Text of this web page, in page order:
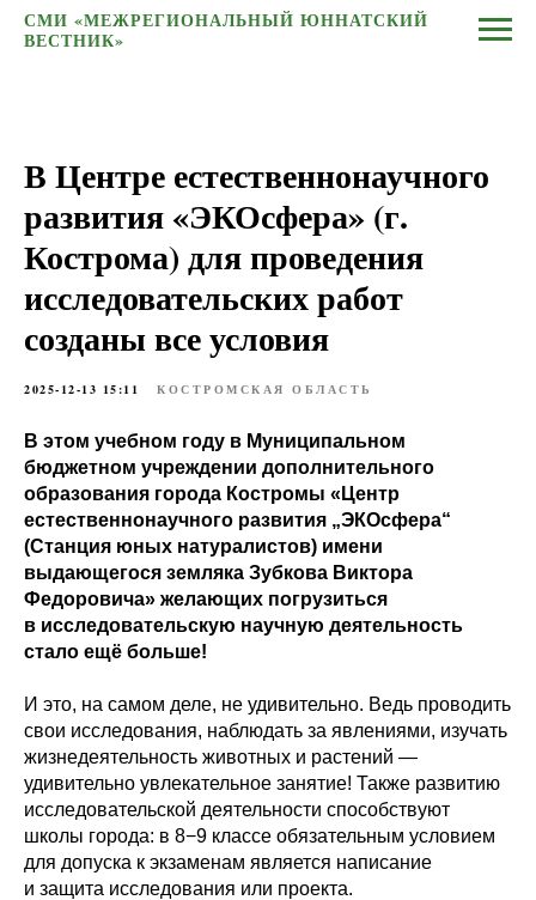
СМИ «МЕЖРЕГИОНАЛЬНЫЙ ЮННАТСКИЙ
ВЕСТНИК»
В Центре естественнонаучного
развития «ЭКОсфера» (г.
Кострома) для проведения
исследовательских работ
созданы все условия
2025-12-13 15:11 КОСТРОМСКАЯ ОБЛАСТЬ
В этом учебном году в Муниципальном
бюджетном учреждении дополнительного
образования города Костромы «Центр
естественнонаучного развития „ЭКОсфера“
(Станция юных натуралистов) имени
выдающегося земляка Зубкова Виктора
Федоровича» желающих погрузиться
в исследовательскую научную деятельность
стало ещё больше!
И это, на самом деле, не удивительно. Ведь проводить
свои исследования, наблюдать за явлениями, изучать
жизнедеятельность животных и растений —
удивительно увлекательное занятие! Также развитию
исследовательской деятельности способствуют
школы города: в 8−9 классе обязательным условием
для допуска к экзаменам является написание
и защита исследования или проекта.